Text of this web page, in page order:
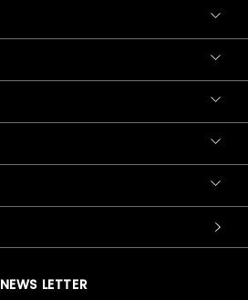
NEWS LETTER